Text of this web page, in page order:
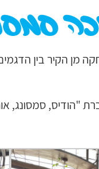
מן הקיר בין
"הודיס, סמסונג,